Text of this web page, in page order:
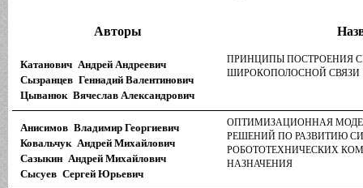
Авторы
Катанович Андрей Андреевич
Сызранцев Геннадий Валентинович
Цыванюк Вячеслав Александрович
ПРИНЦИПЫ ПОСТРОЕНИЯ
ШИРОКОПОЛОСНОЙ СВЯЗИ
Анисимов Владимир Георгиевич
Ковальчук Андрей Михайлович
Сазыкин Андрей Михайлович
Сысуев Сергей Юрьевич
ОПТИМИЗАЦИОННАЯ
РЕШЕНИЙ ПО РАЗВИТИЮ
РОБОТОТЕХНИЧЕСКИХ
НАЗНАЧЕНИЯ